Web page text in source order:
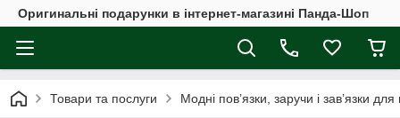
Оригинальні подарунки в інтернет-магазині Панда-Шоп
Товари та послуги Модні пов’язки, заручи і зав’язки